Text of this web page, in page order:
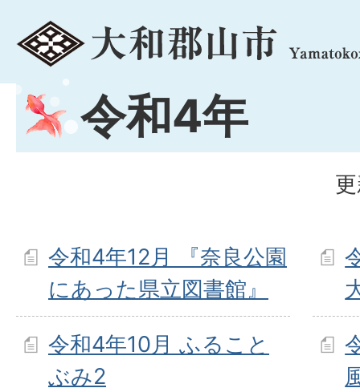
menu
令和4年
令和4年12月 『奈良公園
にあった県立図書館』
令和4年10月 ふること
ぶみ2